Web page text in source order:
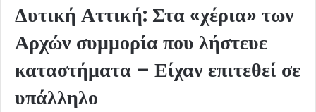
Δυτική Αττική: Στα «χέρια» των
Αρχών συμμορία που λήστευε
καταστήματα – Είχαν επιτεθεί σε
υπάλληλο